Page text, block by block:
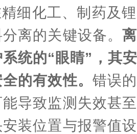
化工、制药及锂
离的关键设备。
统的“眼睛”，其
的有效性。 错误
导致监测失效甚
装位置与报警值